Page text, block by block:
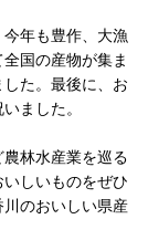
年も豊作、大漁
国の産物が集ま
た。最後に、お
ました。
林水産業を巡る
しいものをぜひ
のおいしい県産